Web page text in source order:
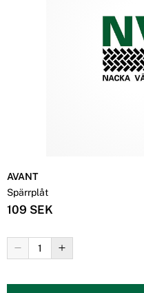
AVANT
Spärrplåt
109 SEK